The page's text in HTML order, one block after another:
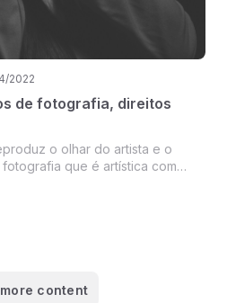
2022
de fotografia, direitos
o olhar do artista e o
que é artística com
content